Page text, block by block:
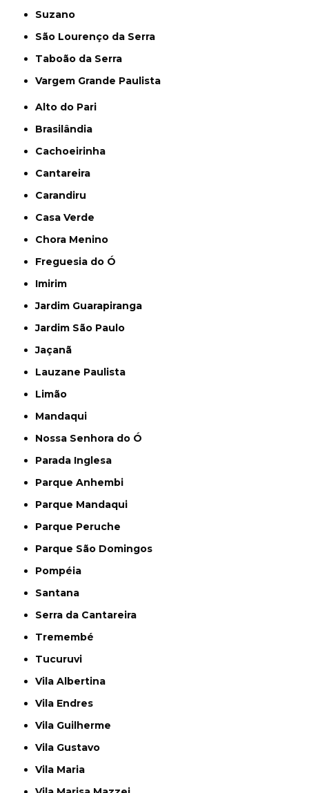
Suzano
São Lourenço da Serra
Taboão da Serra
Vargem Grande Paulista
Alto do Pari
Brasilândia
Cachoeirinha
Cantareira
Carandiru
Casa Verde
Chora Menino
Freguesia do Ó
Imirim
Jardim Guarapiranga
Jardim São Paulo
Jaçanã
Lauzane Paulista
Limão
Mandaqui
Nossa Senhora do Ó
Parada Inglesa
Parque Anhembi
Parque Mandaqui
Parque Peruche
Parque São Domingos
Pompéia
Santana
Serra da Cantareira
Tremembé
Tucuruvi
Vila Albertina
Vila Endres
Vila Guilherme
Vila Gustavo
Vila Maria